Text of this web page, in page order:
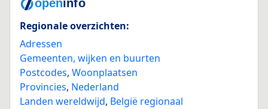
Regionale overzichten:
Adressen
Gemeenten, wijken en buurten
Postcodes, Woonplaatsen
Provincies, Nederland
Landen wereldwijd, België regionaal